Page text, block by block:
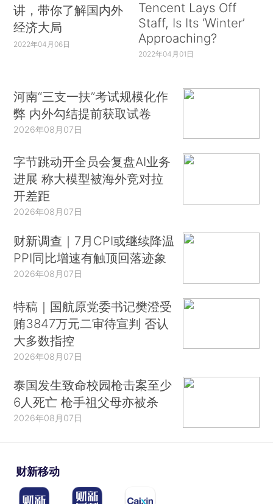
讲，带你了解国内外
经济大局
2022年04月06日
Tencent Lays Off
Staff, Is Its ‘Winter’
Approaching?
2022年04月01日
河南“三支一扶”考试规模化作
弊 内外勾结提前获取试卷
2026年08月07日
字节跳动开全员会复盘AI业务
进展 称大模型被海外竞对拉
开差距
2026年08月07日
财新调查｜7月CPI或继续降温
PPI同比增速有触顶回落迹象
2026年08月07日
特稿｜国航原党委书记樊澄受
贿3847万元二审待宣判 否认
大多数指控
2026年08月07日
泰国发生致命校园枪击案至少
6人死亡 枪手祖父母亦被杀
2026年08月07日
财新移动